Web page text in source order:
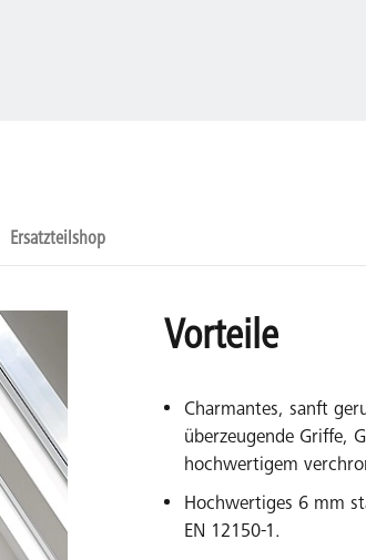
Ersatzteilshop
Vorteile
Charmantes, sanft
überzeugende Griffe,
hochwertigem
Hochwertiges 6 mm
EN 12150-1.